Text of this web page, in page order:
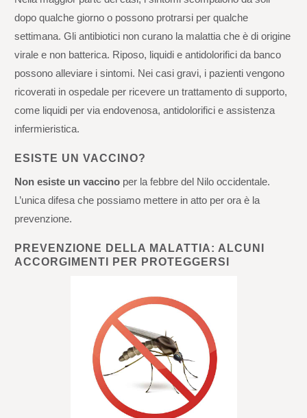
dopo qualche giorno o possono protrarsi per qualche
settimana. Gli antibiotici non curano la malattia che è di origine
virale e non batterica. Riposo, liquidi e antidolorifici da banco
possono alleviare i sintomi. Nei casi gravi, i pazienti vengono
ricoverati in ospedale per ricevere un trattamento di supporto,
come liquidi per via endovenosa, antidolorifici e assistenza
infermieristica.
ESISTE UN VACCINO?
Non esiste un vaccino per la febbre del Nilo occidentale.
L’unica difesa che possiamo mettere in atto per ora è la
prevenzione.
PREVENZIONE DELLA MALATTIA: ALCUNI
ACCORGIMENTI PER PROTEGGERSI